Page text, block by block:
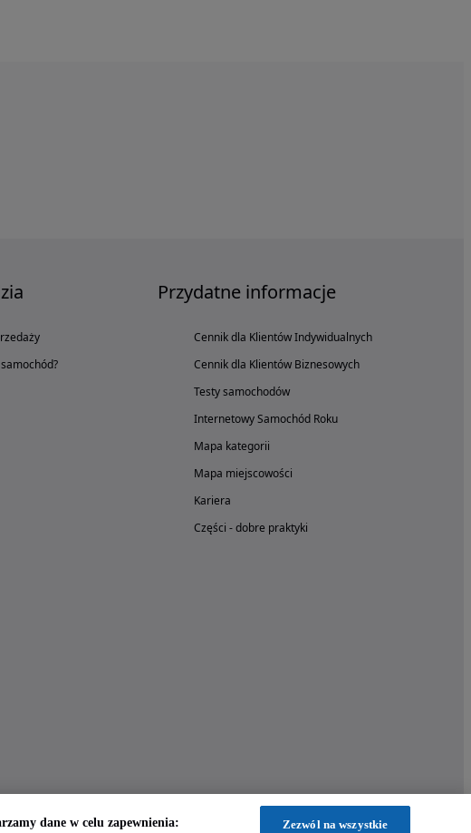
Przydatne informacje
Cennik dla Klientów Indywidualnych
Cennik dla Klientów Biznesowych
Testy samochodów
Internetowy Samochód Roku
Mapa kategorii
Mapa miejscowości
Kariera
Części - dobre praktyki
dane w celu zapewnienia: Zezwól na wszystkie